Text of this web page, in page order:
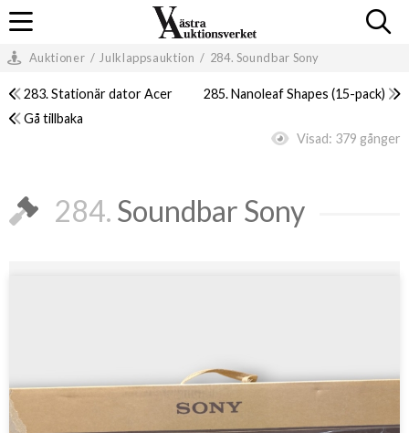
Auktioner / Julklappsauktion / 284. Soundbar Sony
283. Stationär dator Acer
285. Nanoleaf Shapes (15-pack)
Gå tillbaka
Visad: 379 gånger
284. Soundbar Sony